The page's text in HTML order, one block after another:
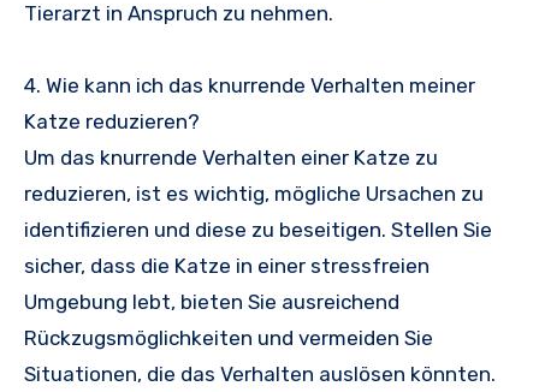
Tierarzt in Anspruch zu nehmen.
4. Wie kann ich das knurrende Verhalten meiner
Katze reduzieren?
Um das knurrende Verhalten einer Katze zu
reduzieren, ist es wichtig, mögliche Ursachen zu
identifizieren und diese zu beseitigen. Stellen Sie
sicher, dass die Katze in einer stressfreien
Umgebung lebt, bieten Sie ausreichend
Rückzugsmöglichkeiten und vermeiden Sie
Situationen, die das Verhalten auslösen könnten.